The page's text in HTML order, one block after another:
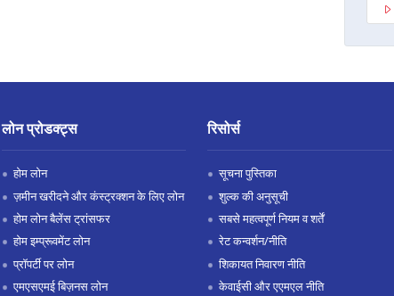
लोन प्रोडक्ट्स
होम लोन
ज़मीन खरीदने और कंस्ट्रक्शन के लिए लोन
होम लोन बैलेंस ट्रांसफर
होम इम्प्रूवमेंट लोन
प्रॉपर्टी पर लोन
एमएसएमई बिज़नस लोन
रिसोर्स
सूचना पुस्तिका
शुल्क की अनुसूची
सबसे महत्वपूर्ण नियम व शर्तें
रेट कन्वर्शन/नीति
शिकायत निवारण नीति
केवाईसी और एएमएल नीति